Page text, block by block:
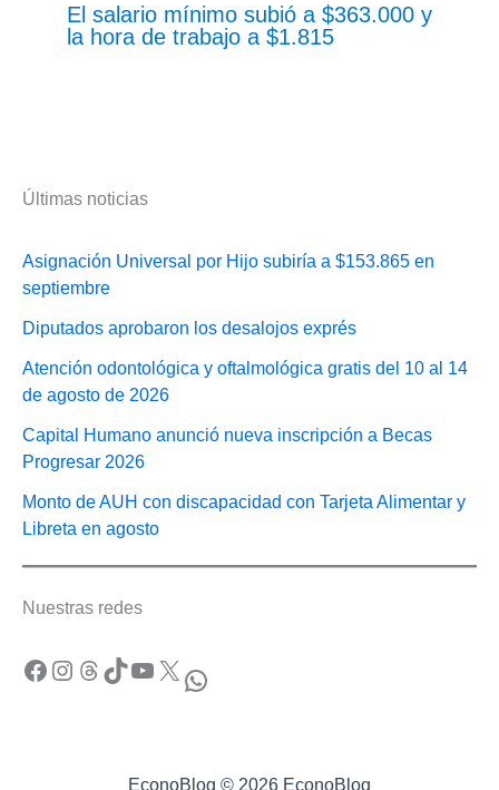
El salario mínimo subió a $363.000 y
la hora de trabajo a $1.815
Últimas noticias
Asignación Universal por Hijo subiría a $153.865 en
septiembre
Diputados aprobaron los desalojos exprés
Atención odontológica y oftalmológica gratis del 10 al 14
de agosto de 2026
Capital Humano anunció nueva inscripción a Becas
Progresar 2026
Monto de AUH con discapacidad con Tarjeta Alimentar y
Libreta en agosto
Nuestras redes
Facebook Instagram Threads TikTok YouTube X WhatsApp
EconoBlog © 2026 EconoBlog